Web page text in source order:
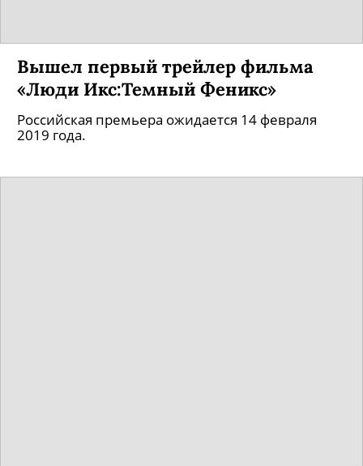
Вышел первый трейлер фильма
«Люди Икс:Темный Феникс»
Российская премьера ожидается 14 февраля
2019 года.